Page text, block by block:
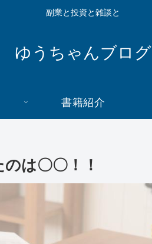
副業と投資と雑談と
ゆうちゃんブログ
書籍紹介
は〇〇！！